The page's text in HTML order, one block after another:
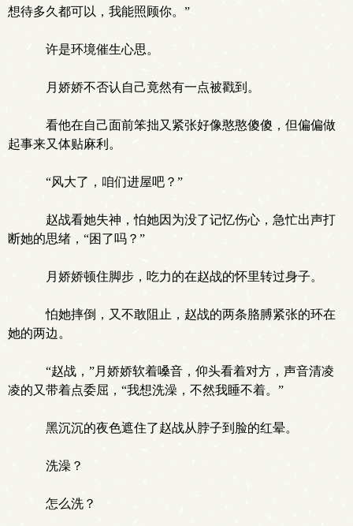
想待多久都可以，我能照顾你。”
许是环境催生心思。
月娇娇不否认自己竟然有一点被戳到。
看他在自己面前笨拙又紧张好像憨憨傻傻，但偏偏做
起事来又体贴麻利。
“风大了，咱们进屋吧？”
赵战看她失神，怕她因为没了记忆伤心，急忙出声打
断她的思绪，“困了吗？”
月娇娇顿住脚步，吃力的在赵战的怀里转过身子。
怕她摔倒，又不敢阻止，赵战的两条胳膊紧张的环在
她的两边。
“赵战，”月娇娇软着嗓音，仰头看着对方，声音清凌
凌的又带着点委屈，“我想洗澡，不然我睡不着。”
黑沉沉的夜色遮住了赵战从脖子到脸的红晕。
洗澡？
怎么洗？